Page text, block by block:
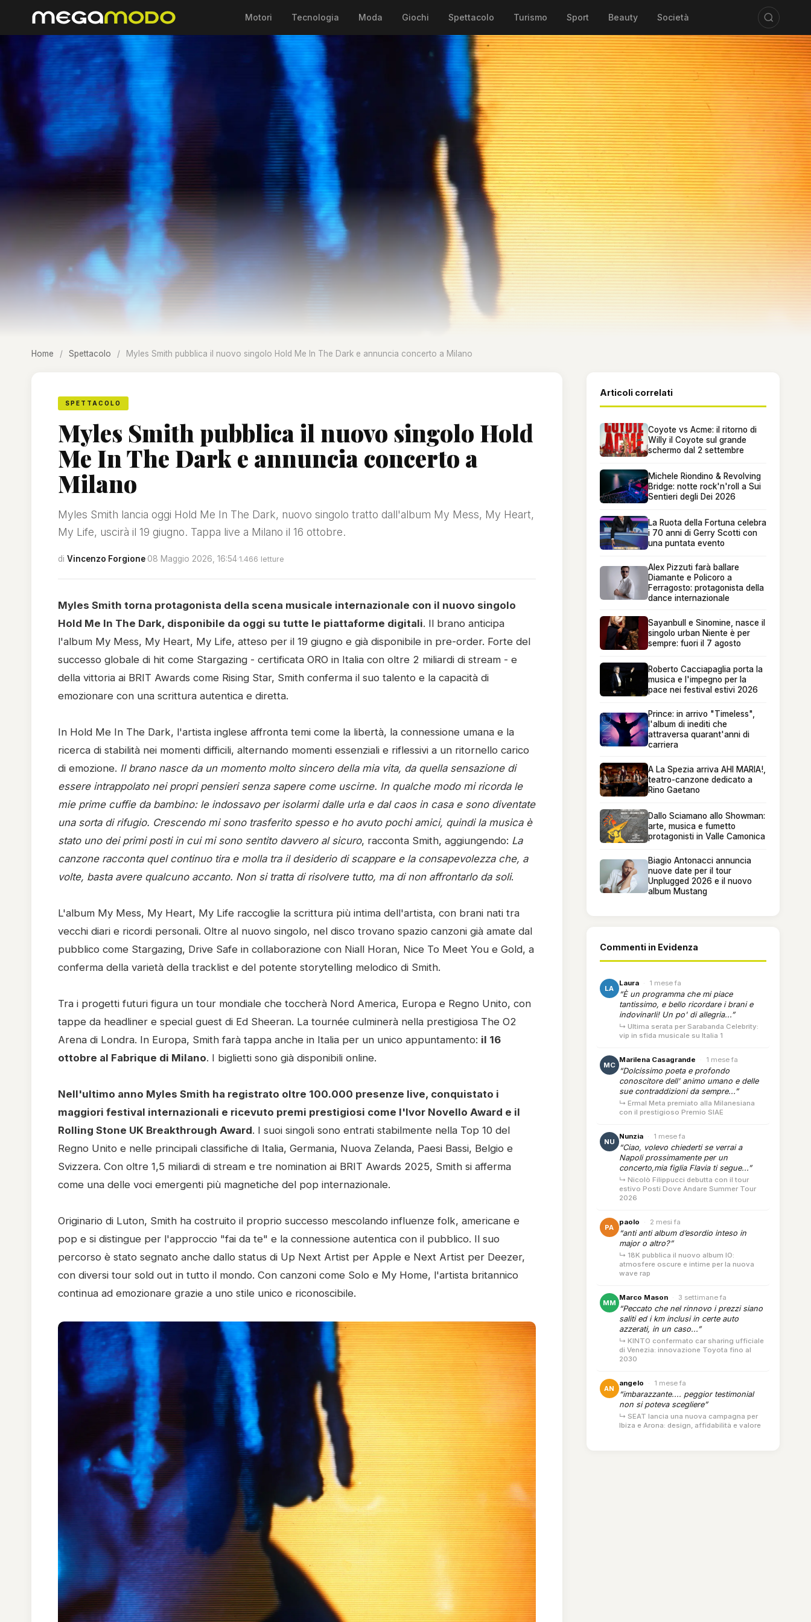
Motori Tecnologia Moda Giochi Spettacolo Turismo Sport Beauty Società
Home / Spettacolo / Myles Smith pubblica il nuovo singolo Hold Me In The Dark e annuncia concerto a Milano
SPETTACOLO
Myles Smith pubblica il nuovo singolo Hold
Me In The Dark e annuncia concerto a
Milano
Myles Smith lancia oggi Hold Me In The Dark, nuovo singolo tratto dall'album My Mess, My Heart,
My Life, uscirà il 19 giugno. Tappa live a Milano il 16 ottobre.
di Vincenzo Forgione·08 Maggio 2026, 16:54·1.466 letture
Myles Smith torna protagonista della scena musicale internazionale con il nuovo singolo
Hold Me In The Dark, disponibile da oggi su tutte le piattaforme digitali. Il brano anticipa
l'album My Mess, My Heart, My Life, atteso per il 19 giugno e già disponibile in pre-order. Forte del
successo globale di hit come Stargazing - certificata ORO in Italia con oltre 2 miliardi di stream - e
della vittoria ai BRIT Awards come Rising Star, Smith conferma il suo talento e la capacità di
emozionare con una scrittura autentica e diretta.
In Hold Me In The Dark, l'artista inglese affronta temi come la libertà, la connessione umana e la
ricerca di stabilità nei momenti difficili, alternando momenti essenziali e riflessivi a un ritornello carico
di emozione. Il brano nasce da un momento molto sincero della mia vita, da quella sensazione di
essere intrappolato nei propri pensieri senza sapere come uscirne. In qualche modo mi ricorda le
mie prime cuffie da bambino: le indossavo per isolarmi dalle urla e dal caos in casa e sono diventate
una sorta di rifugio. Crescendo mi sono trasferito spesso e ho avuto pochi amici, quindi la musica è
stato uno dei primi posti in cui mi sono sentito davvero al sicuro, racconta Smith, aggiungendo: La
canzone racconta quel continuo tira e molla tra il desiderio di scappare e la consapevolezza che, a
volte, basta avere qualcuno accanto. Non si tratta di risolvere tutto, ma di non affrontarlo da soli.
L'album My Mess, My Heart, My Life raccoglie la scrittura più intima dell'artista, con brani nati tra
vecchi diari e ricordi personali. Oltre al nuovo singolo, nel disco trovano spazio canzoni già amate dal
pubblico come Stargazing, Drive Safe in collaborazione con Niall Horan, Nice To Meet You e Gold, a
conferma della varietà della tracklist e del potente storytelling melodico di Smith.
Tra i progetti futuri figura un tour mondiale che toccherà Nord America, Europa e Regno Unito, con
tappe da headliner e special guest di Ed Sheeran. La tournée culminerà nella prestigiosa The O2
Arena di Londra. In Europa, Smith farà tappa anche in Italia per un unico appuntamento: il 16
ottobre al Fabrique di Milano. I biglietti sono già disponibili online.
Nell'ultimo anno Myles Smith ha registrato oltre 100.000 presenze live, conquistato i
maggiori festival internazionali e ricevuto premi prestigiosi come l'Ivor Novello Award e il
Rolling Stone UK Breakthrough Award. I suoi singoli sono entrati stabilmente nella Top 10 del
Regno Unito e nelle principali classifiche di Italia, Germania, Nuova Zelanda, Paesi Bassi, Belgio e
Svizzera. Con oltre 1,5 miliardi di stream e tre nomination ai BRIT Awards 2025, Smith si afferma
come una delle voci emergenti più magnetiche del pop internazionale.
Originario di Luton, Smith ha costruito il proprio successo mescolando influenze folk, americane e
pop e si distingue per l'approccio "fai da te" e la connessione autentica con il pubblico. Il suo
percorso è stato segnato anche dallo status di Up Next Artist per Apple e Next Artist per Deezer,
con diversi tour sold out in tutto il mondo. Con canzoni come Solo e My Home, l'artista britannico
continua ad emozionare grazie a uno stile unico e riconoscibile.
Articoli correlati
Coyote vs Acme: il ritorno di
Willy il Coyote sul grande
schermo dal 2 settembre
Michele Riondino & Revolving
Bridge: notte rock'n'roll a Sui
Sentieri degli Dei 2026
La Ruota della Fortuna celebra
i 70 anni di Gerry Scotti con
una puntata evento
Alex Pizzuti farà ballare
Diamante e Policoro a
Ferragosto: protagonista della
dance internazionale
Sayanbull e Sinomine, nasce il
singolo urban Niente è per
sempre: fuori il 7 agosto
Roberto Cacciapaglia porta la
musica e l'impegno per la
pace nei festival estivi 2026
Prince: in arrivo "Timeless",
l'album di inediti che
attraversa quarant'anni di
carriera
A La Spezia arriva AHI MARIA!,
teatro-canzone dedicato a
Rino Gaetano
Dallo Sciamano allo Showman:
arte, musica e fumetto
protagonisti in Valle Camonica
Biagio Antonacci annuncia
nuove date per il tour
Unplugged 2026 e il nuovo
album Mustang
Commenti in Evidenza
LA
Laura · 1 mese fa
“È un programma che mi piace
tantissimo, e bello ricordare i brani e
indovinarli! Un po' di allegria...”
↳ Ultima serata per Sarabanda Celebrity:
vip in sfida musicale su Italia 1
MC
Marilena Casagrande · 1 mese fa
“Dolcissimo poeta e profondo
conoscitore dell' animo umano e delle
sue contraddizioni da sempre...”
↳ Ermal Meta premiato alla Milanesiana
con il prestigioso Premio SIAE
NU
Nunzia · 1 mese fa
“Ciao, volevo chiederti se verrai a
Napoli prossimamente per un
concerto,mia figlia Flavia ti segue...”
↳ Nicolò Filippucci debutta con il tour
estivo Posti Dove Andare Summer Tour
2026
PA
paolo · 2 mesi fa
“anti anti album d’esordio inteso in
major o altro?”
↳ 18K pubblica il nuovo album IO:
atmosfere oscure e intime per la nuova
wave rap
MM
Marco Mason · 3 settimane fa
“Peccato che nel rinnovo i prezzi siano
saliti ed i km inclusi in certe auto
azzerati, in un caso...”
↳ KINTO confermato car sharing ufficiale
di Venezia: innovazione Toyota fino al
2030
AN
angelo · 1 mese fa
“imbarazzante.... peggior testimonial
non si poteva scegliere”
↳ SEAT lancia una nuova campagna per
Ibiza e Arona: design, affidabilità e valore